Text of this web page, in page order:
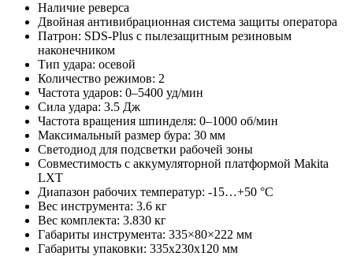
Наличие реверса
Двойная антивибрационная система защиты оператора
Патрон: SDS-Plus с пылезащитным резиновым
наконечником
Тип удара: осевой
Количество режимов: 2
Частота ударов: 0–5400 уд/мин
Сила удара: 3.5 Дж
Частота вращения шпинделя: 0–1000 об/мин
Максимальный размер бура: 30 мм
Светодиод для подсветки рабочей зоны
Совместимость с аккумуляторной платформой Makita
LXT
Диапазон рабочих температур: -15…+50 °С
Вес инструмента: 3.6 кг
Вес комплекта: 3.830 кг
Габариты инструмента: 335×80×222 мм
Габариты упаковки: 335х230х120 мм